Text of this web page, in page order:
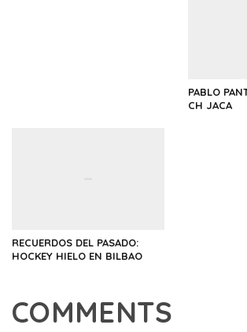
PABLO
CH JACA
RECUERDOS DEL PASADO:
HOCKEY HIELO EN BILBAO
COMMENTS